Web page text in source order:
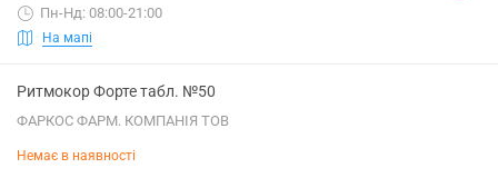
Пн-Нд: 08:00-21:00
На мапі
Ритмокор Форте табл. №50
ФАРКОС ФАРМ. КОМПАНІЯ ТОВ
Немає в наявності